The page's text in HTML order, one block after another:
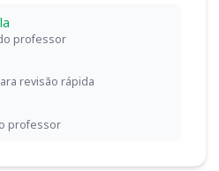
professor
revisão rápida
professor